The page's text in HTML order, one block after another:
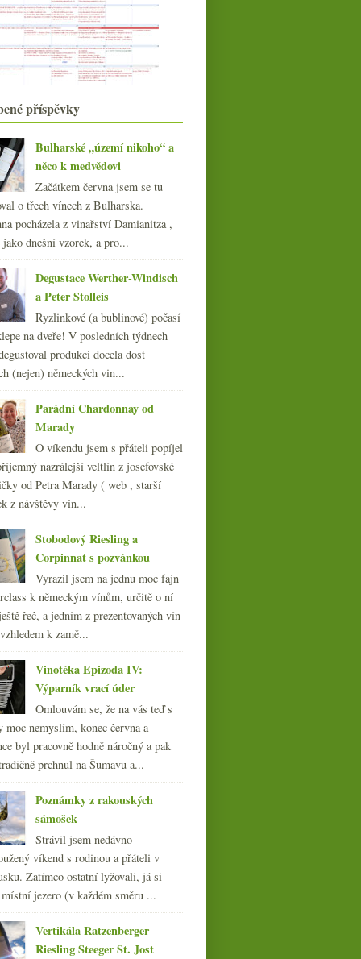
Hipster Chablis, asociace
degustátorů, Tokaj pouze...
Nadšení jménem Costadilà a
colfòndo bubliny
Macea ve Fajnšmekru a domácí
kousky z archivu
Praha bude pít víno
Piknik hlavně s maďarskými víny
Roséčko a dvakrát Hibernal z
Moravy
května(19)
dubna(21)
března(22)
února(20)
ledna (21)
(254)
(249)
(254)
(252)
(249)
(249)
(270)
(108)
příspěvky
Bulharské „území nikoho“ a
něco k medvědovi
Začátkem června jsem se tu
o třech vínech z Bulharska.
pocházela z vinařství Damianitza ,
jako dnešní vzorek, a pro...
Degustace Werther-Windisch
a Peter Stolleis
Ryzlinkové (a bublinové) počasí
na dveře! V posledních týdnech
produkci docela dost
(nejen) německých vin...
Parádní Chardonnay od
Marady
O víkendu jsem s přáteli popíjel
nazrálejší veltlín z josefovské
od Petra Marady ( web , starší
z návštěvy vin...
Stobodový Riesling a
Corpinnat s pozvánkou
Vyrazil jsem na jednu moc fajn
k německým vínům, určitě o ní
řeč, a jedním z prezentovaných vín
k zamě...
Vinotéka Epizoda IV:
Výparník vrací úder
Omlouvám se, že na vás teď s
moc nemyslím, konec června a
byl pracovně hodně náročný a pak
prchnul na Šumavu a...
Poznámky z rakouských
sámošek
Strávil jsem nedávno
víkend s rodinou a přáteli v
Zatímco ostatní lyžovali, já si
jezero (v každém směru ...
Vertikála Ratzenberger
Riesling Steeger St. Jost